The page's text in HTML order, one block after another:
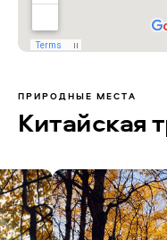
Китайская
ПРИРОДНЫЕ МЕСТА